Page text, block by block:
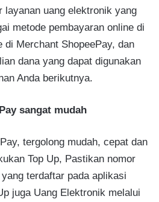
layanan uang elektronik yang
metode pembayaran online di
di Merchant ShopeePay, dan
dana yang dapat digunakan
Anda berikutnya.
sangat mudah
tergolong mudah, cepat dan
Top Up, Pastikan nomor
terdaftar pada aplikasi
juga Uang Elektronik melalui